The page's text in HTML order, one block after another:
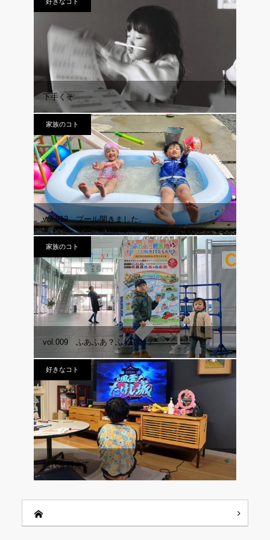
下手くそ
家族のコト
vol.912 プール開きました。
家族のコト
vol.009 ふあふあ？ふわふわ？
好きなコト
時代を超えて